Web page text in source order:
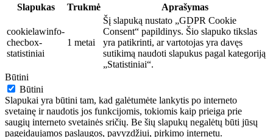
Slapukas
Trukmė Aprašymas
cookielawinfo-
checbox-
statistiniai
1 metai
Šį slapuką nustato „GDPR Cookie
Consent“ papildinys. Šio slapuko tikslas
yra patikrinti, ar vartotojas yra davęs
sutikimą naudoti slapukus pagal kategoriją
„Statistiniai“.
Būtini
Būtini
Slapukai yra būtini tam, kad galėtumėte lankytis po interneto
svetainę ir naudotis jos funkcijomis, tokiomis kaip prieiga prie
saugių interneto svetainės sričių. Be šių slapukų negalėtų būti jūsų
pageidaujamos paslaugos, pavyzdžiui, pirkimo internetu.